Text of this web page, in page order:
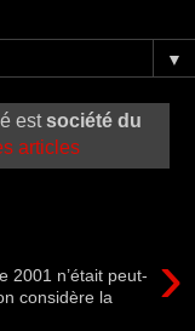
▼
estsociété du
articles
›
2001 n’était peut-
considère la